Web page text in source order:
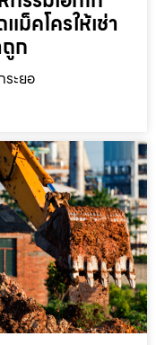
ม็คโครให้เช่า
ก
ระยอ